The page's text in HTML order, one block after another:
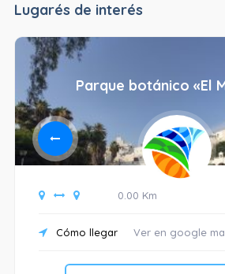
Lugarés de interés
Parque botánico «El
0.00 Km
Cómo llegar Ver en google